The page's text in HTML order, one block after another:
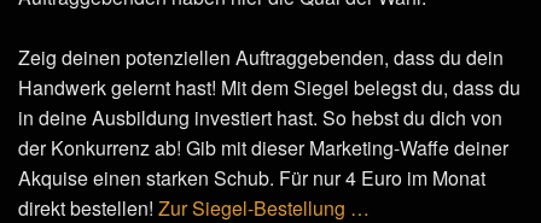
Zeig deinen potenziellen Auftraggebenden, dass du dein
Handwerk gelernt hast! Mit dem Siegel belegst du, dass du
in deine Ausbildung investiert hast. So hebst du dich von
der Konkurrenz ab! Gib mit dieser Marketing-Waffe deiner
Akquise einen starken Schub. Für nur 4 Euro im Monat
direkt bestellen! Zur Siegel-Bestellung …